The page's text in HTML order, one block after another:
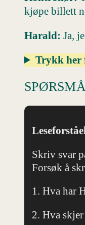
kjøpe billett
Harald: Ja,
Trykk her
Skriv svar
Forsøk å
1. Hva har
2. Hva